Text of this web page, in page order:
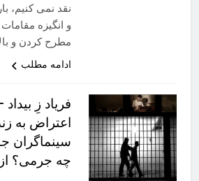
نقد نمی کنیم،
و انگیزه
مطرح کردن و
ادامه مطلب
فریاد زِ
اعتراض به
سینماگران
چه جرمی؟